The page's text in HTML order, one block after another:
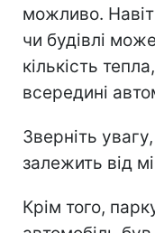
можливо.
чи будівлі
кількість
всередині
Зверніть
залежить від
Крім того,